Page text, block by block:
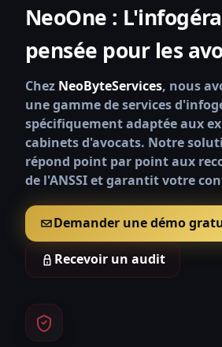
NeoOne :
pensée pour les
Chez NeoByteServices, nous
une gamme de services
spécifiquement adaptée aux
cabinets d'avocats. Notre
répond point par point aux
de l'ANSSI et garantit votre
Demander une démo
Recevoir un audit